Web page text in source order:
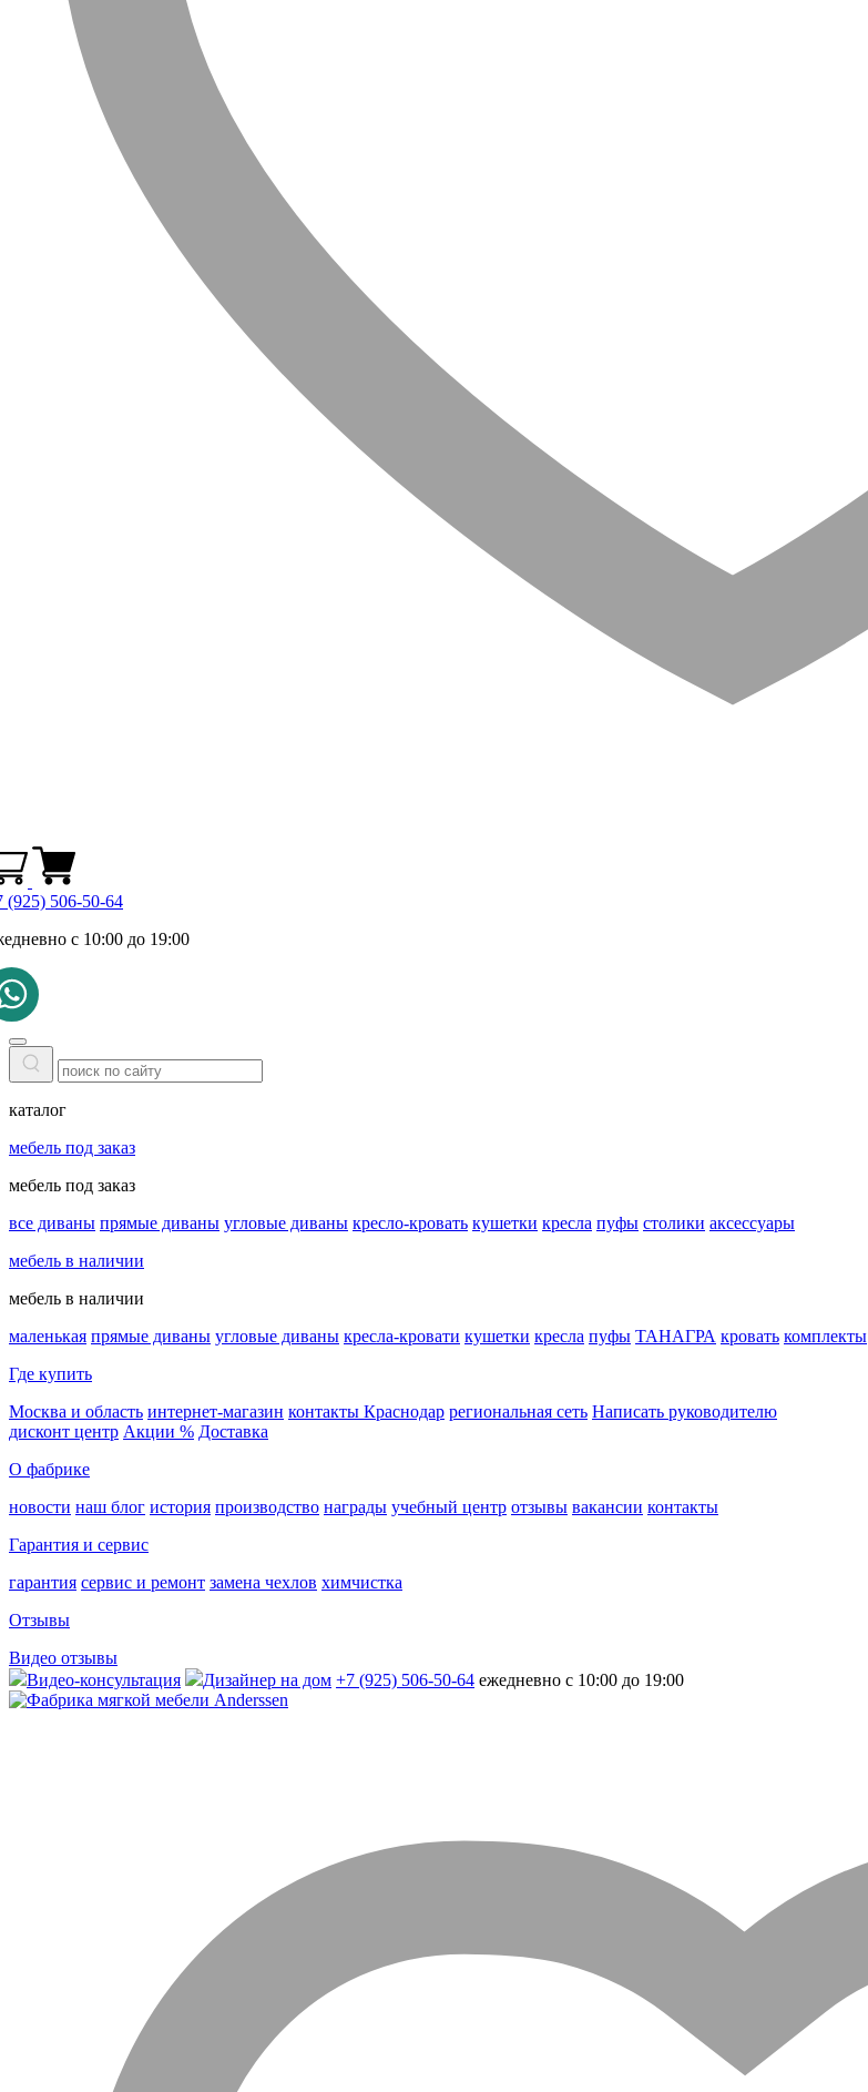
(925) 506-50-64
с 10:00 до 19:00
каталог
мебель под заказ
мебель под заказ
все диваны прямые диваны угловые диваны кресло-кровать кушетки кресла пуфы столики аксессуары
мебель в наличии
мебель в наличии
маленькая прямые диваны угловые диваны кресла-кровати кушетки кресла пуфы ТАНАГРА кровать комплекты
Где купить
Москва и область интернет-магазин контакты Краснодар региональная сеть Написать руководителю
дисконт центр Акции % Доставка
О фабрике
новости наш блог история производство награды учебный центр отзывы вакансии контакты
Гарантия и сервис
гарантия сервис и ремонт замена чехлов химчистка
Отзывы
Видео отзывы
Видео-консультация
Дизайнер на дом +7 (925) 506-50-64 ежедневно с 10:00 до 19:00